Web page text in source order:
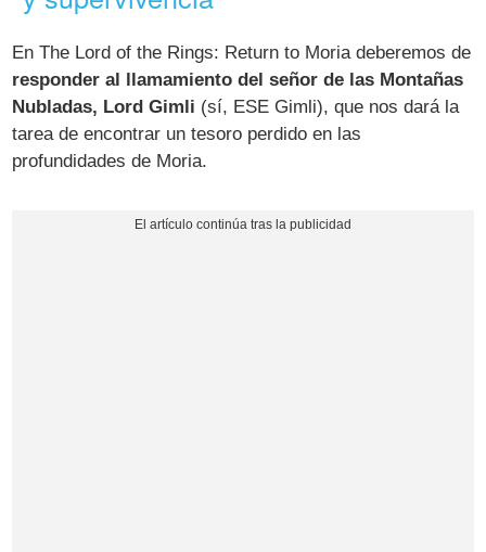
En The Lord of the Rings: Return to Moria deberemos de
responder al llamamiento del señor de las Montañas
Nubladas, Lord Gimli (sí, ESE Gimli), que nos dará la
tarea de encontrar un tesoro perdido en las
profundidades de Moria.